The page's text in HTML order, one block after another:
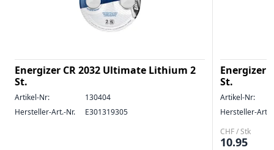
Energizer CR 2032 Ultimate Lithium 2
St.
Artikel-Nr:
130404
Hersteller-Art.-Nr.
E301319305
Energizer
St.
Artikel-Nr:
Hersteller-Art.-
CHF / Stk
10.95